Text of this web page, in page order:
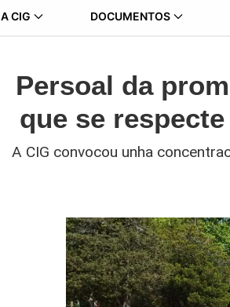
A CIG DOCUMENTOS
Persoal da
que se
A CIG convocou unha